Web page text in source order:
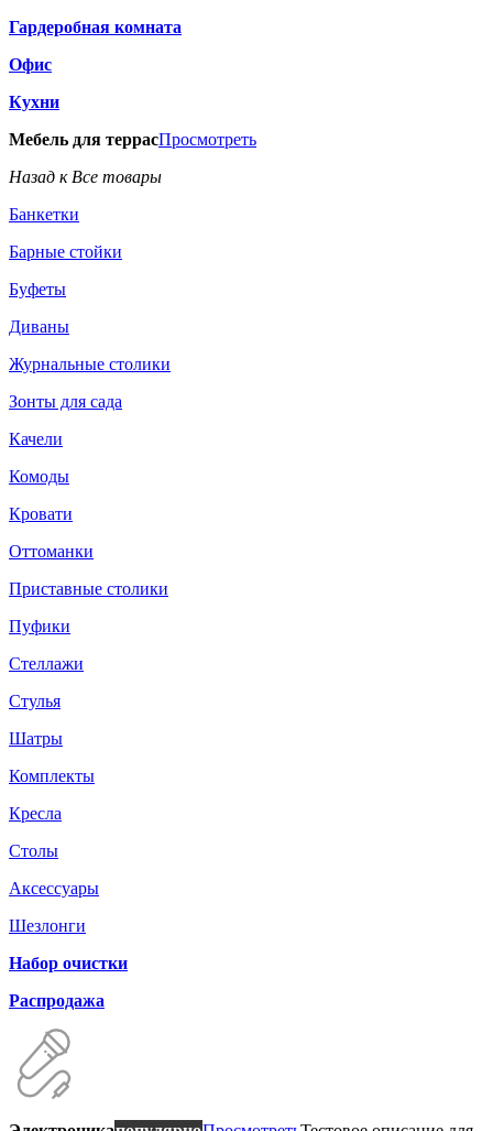
Гардеробная комната
Офис
Кухни
Мебель для террасПросмотреть
Назад к Все товары
Банкетки
Барные стойки
Буфеты
Диваны
Журнальные столики
Зонты для сада
Качели
Комоды
Кровати
Оттоманки
Приставные столики
Пуфики
Стеллажи
Стулья
Шатры
Комплекты
Кресла
Столы
Аксессуары
Шезлонги
Набор очистки
Распродажа